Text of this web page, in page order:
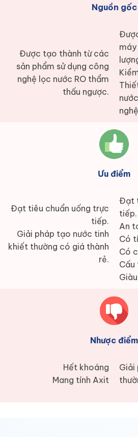
Được tạo thành từ các
sản phẩm sử dụng công
nghệ lọc nước RO thẩm
thấu ngược.
Nguồn gốc
Đạt tiêu chuẩn uống trực
tiếp.
Giải pháp tạo nước tinh
khiết thường có giá thành
rẻ.
Ưu điểm
Đạt
tiếp.
An
Có
Có
Cấu
Hết khoáng
Mang tính Axit
Nhược điểm
Giải